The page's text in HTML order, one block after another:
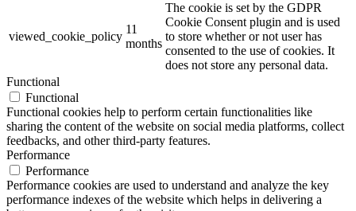
viewed_cookie_policy
11
months
The cookie is set by the GDPR
Cookie Consent plugin and is used
to store whether or not user has
consented to the use of cookies. It
does not store any personal data.
Functional
Functional
Functional cookies help to perform certain functionalities like
sharing the content of the website on social media platforms, collect
feedbacks, and other third-party features.
Performance
Performance
Performance cookies are used to understand and analyze the key
performance indexes of the website which helps in delivering a